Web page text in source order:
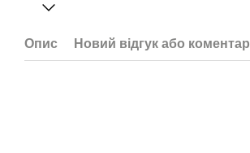
Опис Новий відгук або коментар